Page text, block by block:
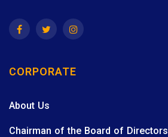
CORPORATE
About Us
Chairman of the Board of Directors